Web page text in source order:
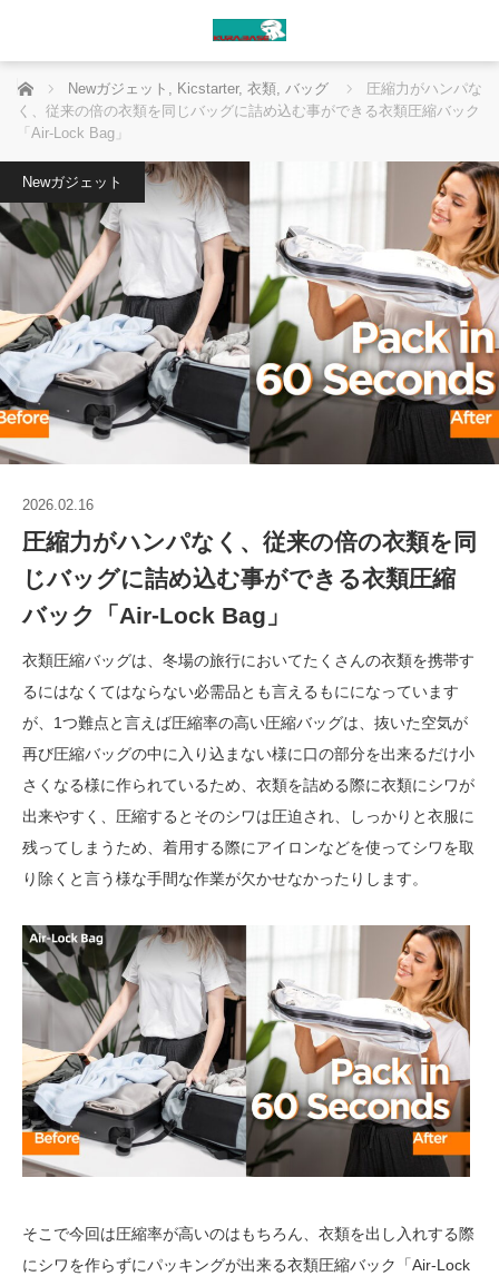
ホーム Newガジェット , Kicstarter, 衣類, バッグ
圧縮力がハンパな
く、従来の倍の衣類を同じバッグに詰め込む事ができる衣類圧縮バック
「Air-Lock Bag」
Newガジェット
2026.02.16
圧縮力がハンパなく、従来の倍の衣類を同
じバッグに詰め込む事ができる衣類圧縮
バック「Air-Lock Bag」
衣類圧縮バッグは、冬場の旅行においてたくさんの衣類を携帯す
るにはなくてはならない必需品とも言えるもにになっています
が、1つ難点と言えば圧縮率の高い圧縮バッグは、抜いた空気が
再び圧縮バッグの中に入り込まない様に口の部分を出来るだけ小
さくなる様に作られているため、衣類を詰める際に衣類にシワが
出来やすく、圧縮するとそのシワは圧迫され、しっかりと衣服に
残ってしまうため、着用する際にアイロンなどを使ってシワを取
り除くと言う様な手間な作業が欠かせなかったりします。
そこで今回は圧縮率が高いのはもちろん、衣類を出し入れする際
にシワを作らずにパッキングが出来る衣類圧縮バック「Air-Lock